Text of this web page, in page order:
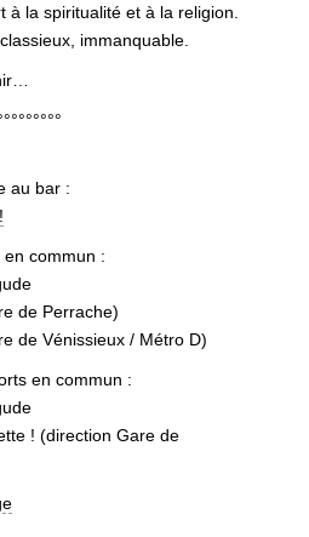
à la spiritualité et à la religion.
immanquable.
au bar :
commun :
de Perrache)
de Vénissieux / Métro D)
en commun :
! (direction Gare de